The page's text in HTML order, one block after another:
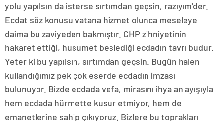
yolu yapılsın da isterse sırtımdan geçsin, razıyım’der.
Ecdat söz konusu vatana hizmet olunca meseleye
daima bu zaviyeden bakmıştır. CHP zihniyetinin
hakaret ettiği, husumet beslediği ecdadın tavrı budur.
Yeter ki bu yapılsın, sırtımdan geçsin. Bugün halen
kullandığımız pek çok eserde ecdadın imzası
bulunuyor. Bizde ecdada vefa, mirasını ihya anlayışıyla
hem ecdada hürmette kusur etmiyor, hem de
emanetlerine sahip çıkıyoruz. Bizlere bu toprakları